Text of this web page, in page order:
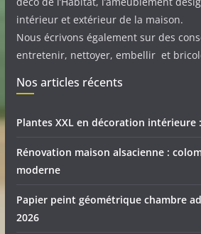
intérieur et extérieur de la maison.
Nous écrivons également sur des
entretenir, nettoyer, embellir et
Nos articles récents
Plantes XXL en décoration intérieure
Rénovation maison alsacienne :
moderne
Papier peint géométrique chambre
2026